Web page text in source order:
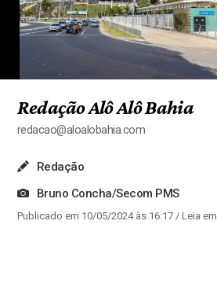
Redação Alô Alô Bahia
redacao@aloalobahia.com
Redação
Bruno Concha/Secom PMS
Publicado em 10/05/2024 às 16:17/ Leia em